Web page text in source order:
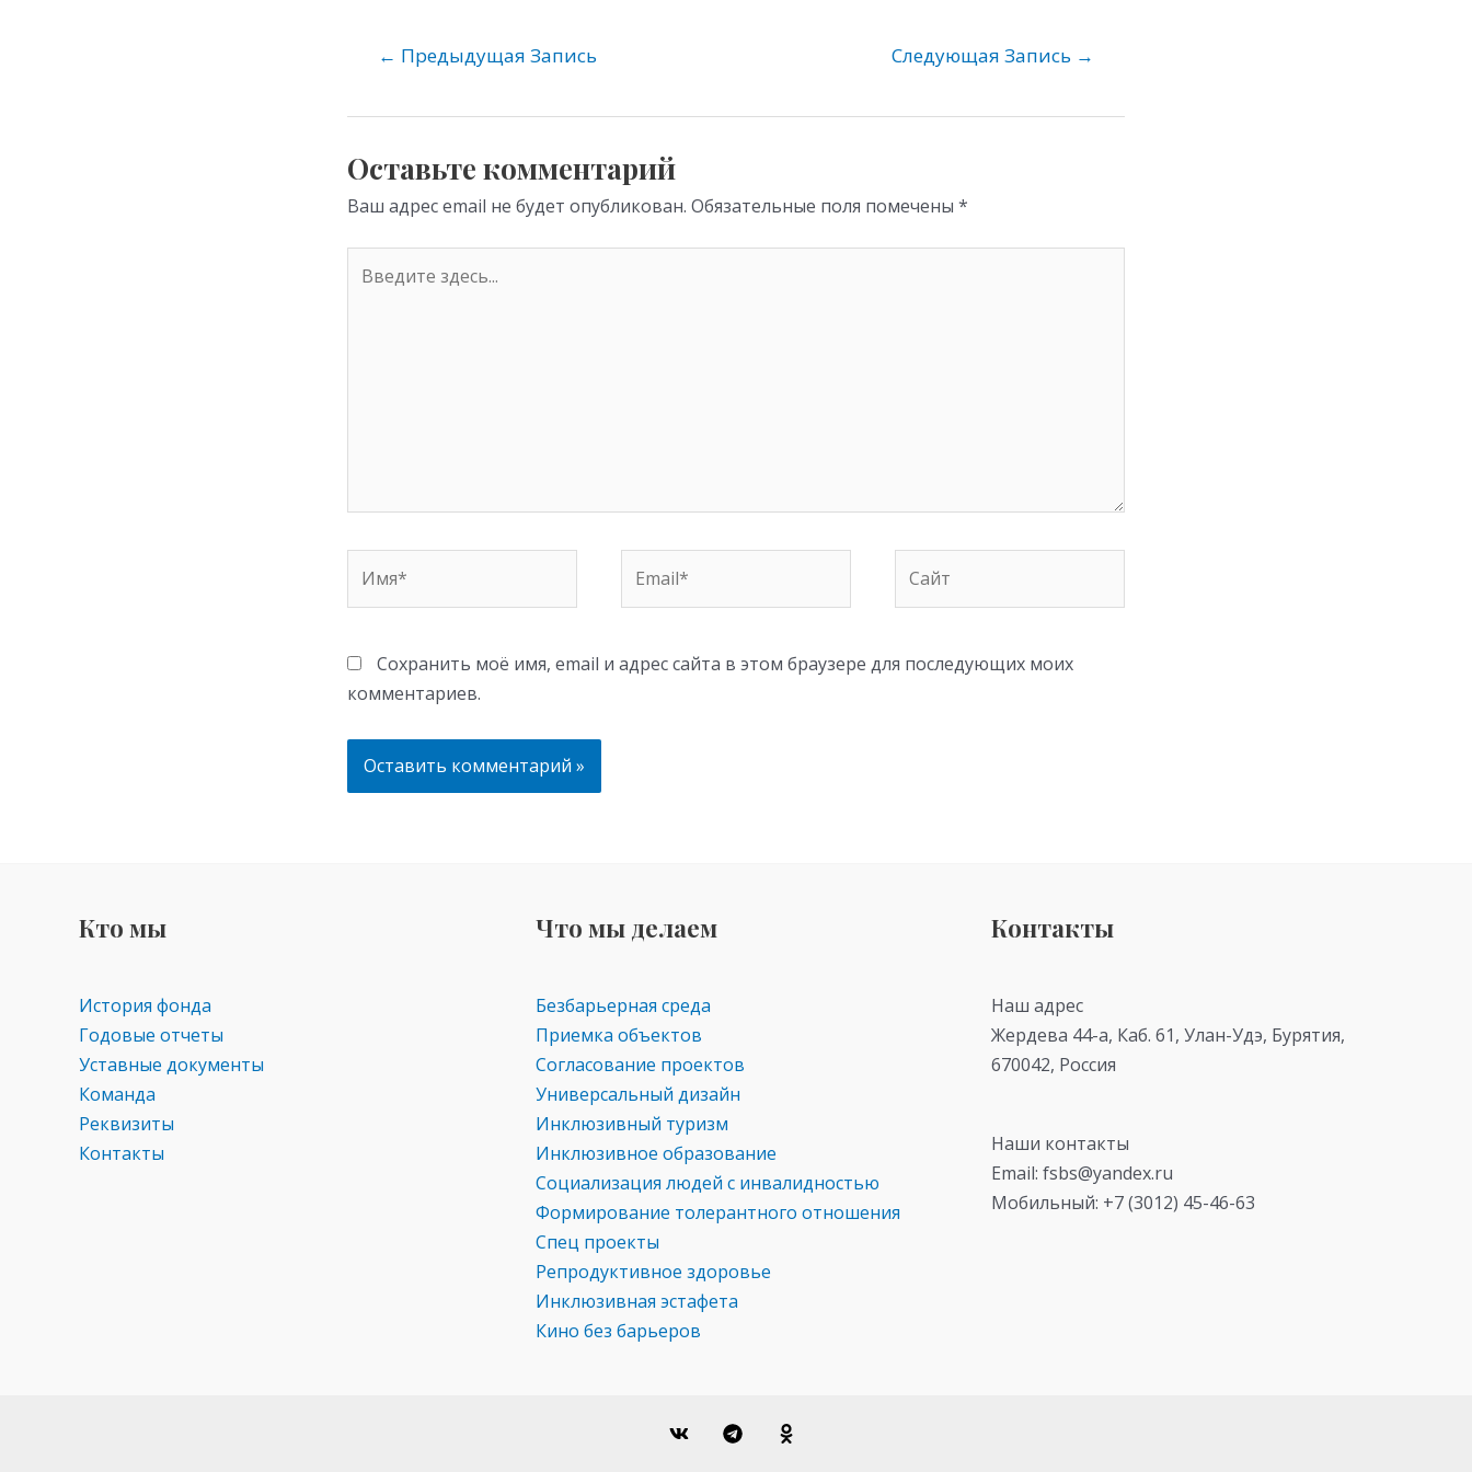
o
as
s
ni
gr
m
s
p
p
← Предыдущая Запись Следующая Запись →
Оставьте комментарий
Ваш адрес email не будет опубликован. Обязательные поля помечены *
здесь...
Сохранить моё имя, email и адрес сайта в этом браузере для последующих моих
комментариев.
Кто мы
История фонда
Годовые отчеты
Уставные документы
Команда
Реквизиты
Контакты
Что мы делаем
Безбарьерная среда
Приемка объектов
Согласование проектов
Универсальный дизайн
Инклюзивный туризм
Инклюзивное образование
Социализация людей с инвалидностью
Формирование толерантного отношения
Спец проекты
Репродуктивное здоровье
Инклюзивная эстафета
Кино без барьеров
Контакты
Наш адрес
Жердева 44-а, Каб. 61, Улан-Удэ, Бурятия,
670042, Россия
Наши контакты
Email: fsbs@yandex.ru
Мобильный: +7 (3012) 45-46-63